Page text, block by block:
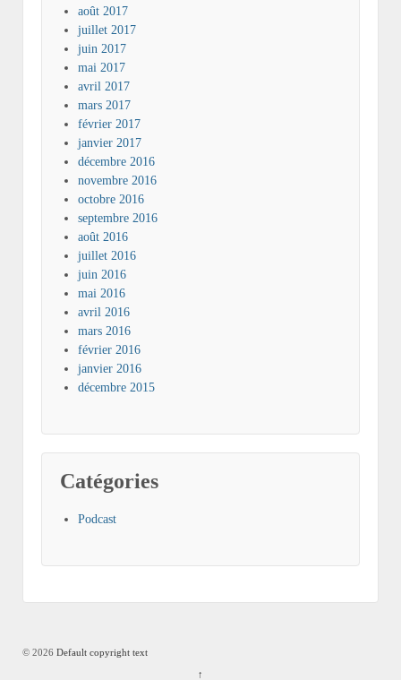
août 2017
juillet 2017
juin 2017
mai 2017
avril 2017
mars 2017
février 2017
janvier 2017
décembre 2016
novembre 2016
octobre 2016
septembre 2016
août 2016
juillet 2016
juin 2016
mai 2016
avril 2016
mars 2016
février 2016
janvier 2016
décembre 2015
Catégories
Podcast
© 2026 Default copyright text
↑